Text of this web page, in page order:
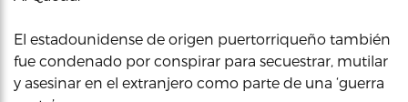
El estadounidense de origen puertorriqueño también
fue condenado por conspirar para secuestrar, mutilar
y asesinar en el extranjero como parte de una ‘guerra